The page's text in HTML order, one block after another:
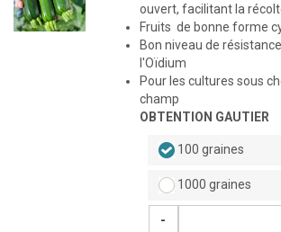
ouvert, facilitant la
Fruits de bonne forme
Bon niveau de
l'Oïdium
Pour les cultures sous
champ
OBTENTION GAUTIER
100 graines
1000 graines
-